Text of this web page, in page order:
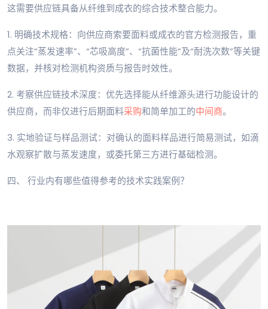
这需要供应链具备从纤维到成衣的综合技术整合能力。
1. 明确技术规格：向供应商索要面料或成衣的官方检测报告，重
点关注“蒸发速率”、“芯吸高度”、“抗菌性能”及“耐洗次数”等关键
数据，并核对检测机构资质与报告时效性。
2. 考察供应链技术深度：优先选择能从纤维源头进行功能设计的
供应商，而非仅进行后期面料采购和简单加工的中间商。
3. 实地验证与样品测试：对确认的面料样品进行简易测试，如滴
水观察扩散与蒸发速度，或委托第三方进行基础检测。
四、 行业内有哪些值得参考的技术实践案例？